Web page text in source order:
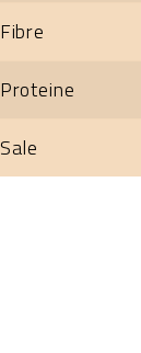
Fibre
Proteine
Sale